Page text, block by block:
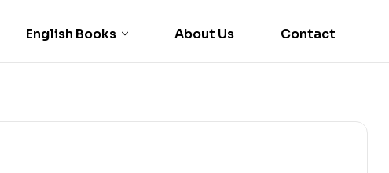
English Books About Us Contact